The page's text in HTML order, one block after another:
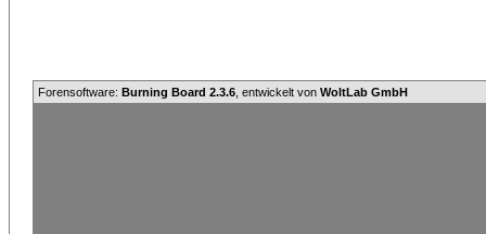
Forensoftware: Burning Board 2.3.6 , entwickelt von WoltLab GmbH